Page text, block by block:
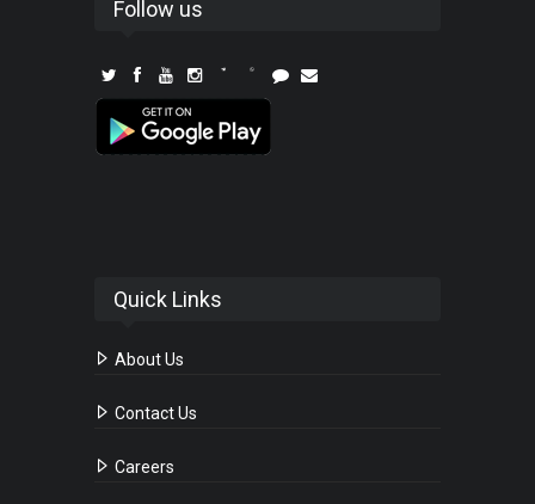
Follow us
Quick Links
About Us
Contact Us
Careers